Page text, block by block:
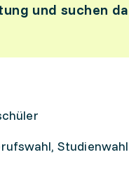
und suchen